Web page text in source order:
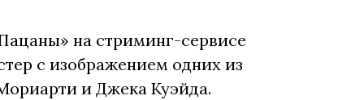
на стриминг-сервисе
с изображением одних из
и Джека Куэйда.